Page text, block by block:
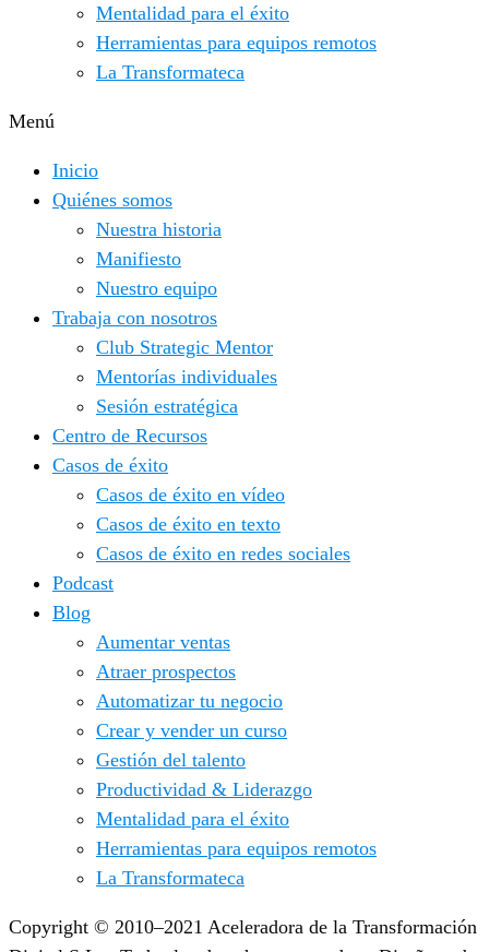
Mentalidad para el éxito
Herramientas para equipos remotos
La Transformateca
Menú
Inicio
Quiénes somos
Nuestra historia
Manifiesto
Nuestro equipo
Trabaja con nosotros
Club Strategic Mentor
Mentorías individuales
Sesión estratégica
Centro de Recursos
Casos de éxito
Casos de éxito en vídeo
Casos de éxito en texto
Casos de éxito en redes sociales
Podcast
Blog
Aumentar ventas
Atraer prospectos
Automatizar tu negocio
Crear y vender un curso
Gestión del talento
Productividad & Liderazgo
Mentalidad para el éxito
Herramientas para equipos remotos
La Transformateca
Copyright © 2010–2021 Aceleradora de la Transformación